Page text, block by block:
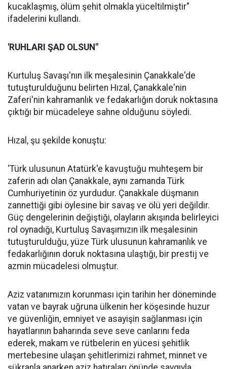
kucaklaşmış, ölüm şehit olmakla yüceltilmiştir"
ifadelerini kullandı.
'RUHLARI ŞAD OLSUN"
Kurtuluş Savaşı'nın ilk meşalesinin Çanakkale'de
tutuşturulduğunu belirten Hızal, Çanakkale'nin
Zaferi'nin kahramanlık ve fedakarlığın doruk noktasına
çıktığı bir mücadeleye sahne olduğunu söyledi.
Hızal, şu şekilde konuştu:
'Türk ulusunun Atatürk'e kavuştuğu muhteşem bir
zaferin adı olan Çanakkale, aynı zamanda Türk
Cumhuriyetinin öz yurdudur. Çanakkale düşmanın
zannettiği gibi öylesine bir savaş ve ölü yeri değildir.
Güç dengelerinin değiştiği, olayların akışında belirleyici
rol oynadığı, Kurtuluş Savaşımızın ilk meşalesinin
tutuşturulduğu, yüze Türk ulusunun kahramanlık ve
fedakarlığının doruk noktasına ulaştığı, bir prestij ve
azmin mücadelesi olmuştur.
Aziz vatanımızın korunması için tarihin her döneminde
vatan ve bayrak uğruna ülkenin her köşesinde huzur
ve güvenliğin, emniyet ve asayişin sağlanması için
hayatlarının baharında seve seve canlarını feda
ederek, makam ve rütbelerin en yücesi şehitlik
mertebesine ulaşan şehitlerimizi rahmet, minnet ve